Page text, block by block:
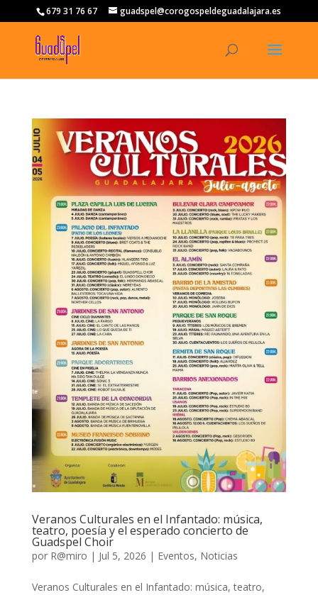
679 31 76 67 guadspel@corogospeldeguadalajara.es
Veranos Culturales en el Infantado: música,
teatro, poesía y el esperado concierto de
Guadspel Choir
por R@miro | Jul 5, 2026 | Eventos, Noticias
Veranos Culturales en el Infantado: música, teatro,